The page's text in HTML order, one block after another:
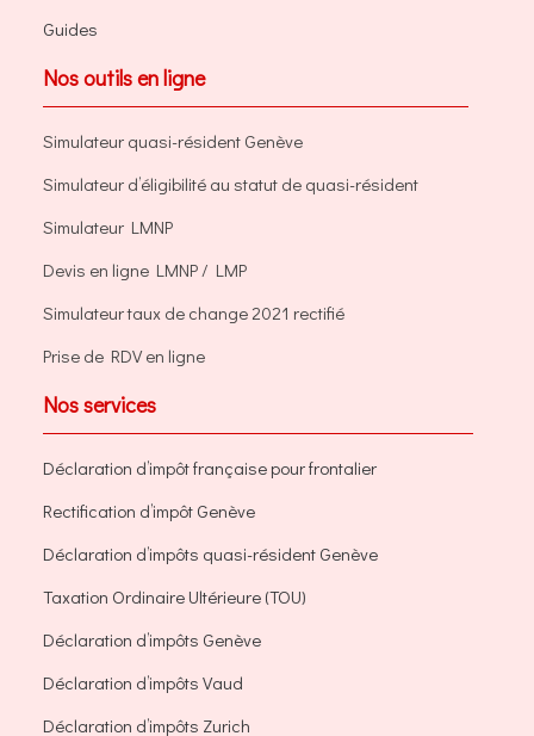
Guides
Nos outils en ligne
Simulateur quasi-résident Genève
Simulateur d’éligibilité au statut de quasi-résident
Simulateur LMNP
Devis en ligne LMNP / LMP
Simulateur taux de change 2021 rectifié
Prise de RDV en ligne
Nos services
Déclaration d’impôt française pour frontalier
Rectification d’impôt Genève
Déclaration d’impôts quasi-résident Genève
Taxation Ordinaire Ultérieure (TOU)
Déclaration d’impôts Genève
Déclaration d’impôts Vaud
Déclaration d’impôts Zurich